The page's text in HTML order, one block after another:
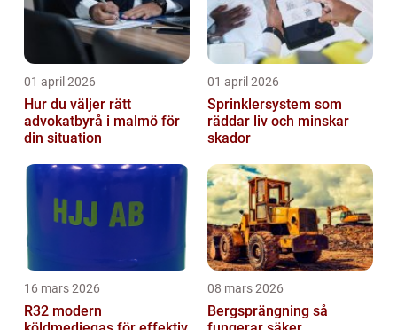
01 april 2026
Hur du väljer rätt
advokatbyrå i malmö för
din situation
01 april 2026
Sprinklersystem som
räddar liv och minskar
skador
16 mars 2026
R32 modern
08 mars 2026
Bergsprängning så